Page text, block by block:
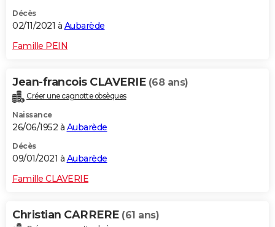
Décès
02/11/2021 à Aubarède
Famille PEIN
Jean-francois CLAVERIE (68 ans)
Créer une cagnotte obsèques
Naissance
26/06/1952 à Aubarède
Décès
09/01/2021 à Aubarède
Famille CLAVERIE
Christian CARRERE (61 ans)